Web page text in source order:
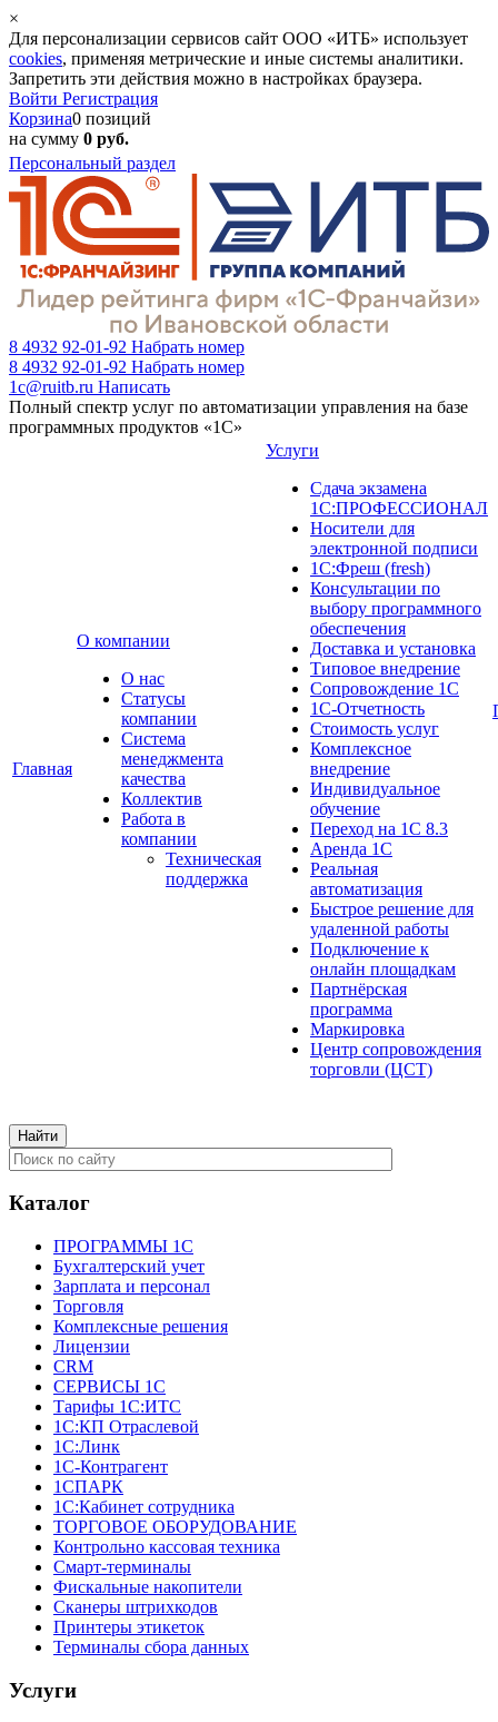
×
Для персонализации сервисов сайт ООО «ИТБ» использует
cookies, применяя метрические и иные системы аналитики.
Запретить эти действия можно в настройках браузера.
Войти Регистрация
Корзина0 позиций
на сумму 0 руб.
Персональный раздел
8 4932 92-01-92 Набрать номер
8 4932 92-01-92 Набрать номер
1c@ruitb.ru Написать
Полный спектр услуг по автоматизации управления на базе
программных продуктов «1С»
Главная
О компании
О нас
Cтатусы
компании
Система
менеджмента
качества
Коллектив
Работа в
компании
Техническая
поддержка
Услуги
Сдача экзамена
1С:ПРОФЕССИОНАЛ
Носители для
электронной подписи
1С:Фреш (fresh)
Консультации по
выбору программного
обеспечения
Доставка и установка
Типовое внедрение
Сопровождение 1С
1С-Отчетность
Стоимость услуг
Комплексное
внедрение
Индивидуальное
обучение
Переход на 1С 8.3
Аренда 1С
Реальная
автоматизация
Быстрое решение для
удаленной работы
Подключение к
онлайн площадкам
Партнёрская
программа
Маркировка
Центр сопровождения
торговли (ЦСТ)
Каталог
ПРОГРАММЫ 1С
Бухгалтерский учет
Зарплата и персонал
Торговля
Комплексные решения
Лицензии
CRM
СЕРВИСЫ 1С
Тарифы 1С:ИТС
1С:КП Отраслевой
1С:Линк
1С-Контрагент
1СПАРК
1С:Кабинет сотрудника
ТОРГОВОЕ ОБОРУДОВАНИЕ
Контрольно кассовая техника
Смарт-терминалы
Фискальные накопители
Сканеры штрихкодов
Принтеры этикеток
Терминалы сбора данных
Услуги